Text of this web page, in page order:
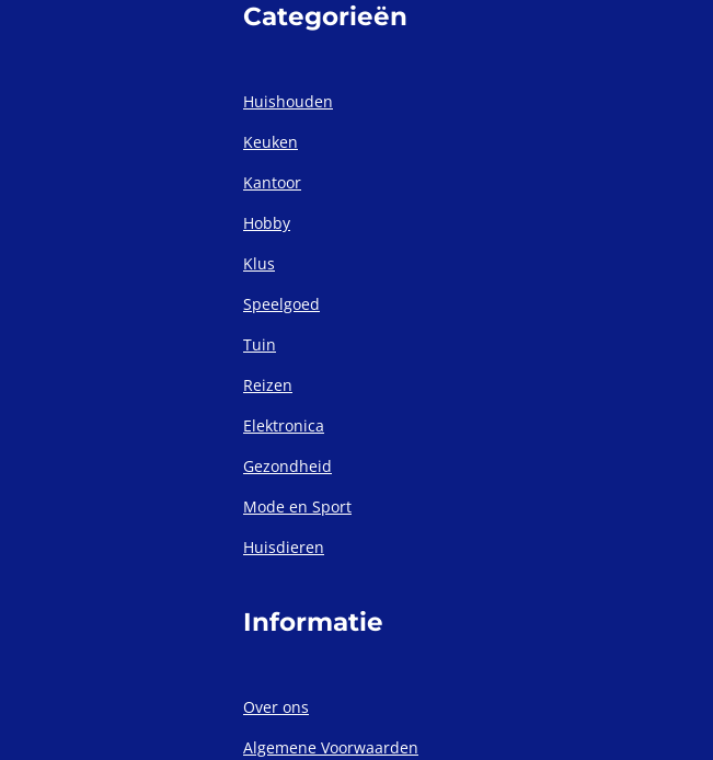
Categorieën
Huishouden
Keuken
Kantoor
Hobby
Klus
Speelgoed
Tuin
Reizen
Elektronica
Gezondheid
Mode en Sport
Huisdieren
Informatie
Over ons
Algemene Voorwaarden